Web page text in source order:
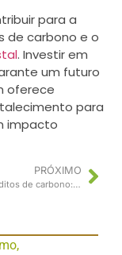
para a
de carbono e o
. Investir em
um futuro
oferece
para
impacto
PRÓXIMO
Negociar créditos de carbono: Saiba como fazer e quais são as taxas que incidem sobre essa atividade